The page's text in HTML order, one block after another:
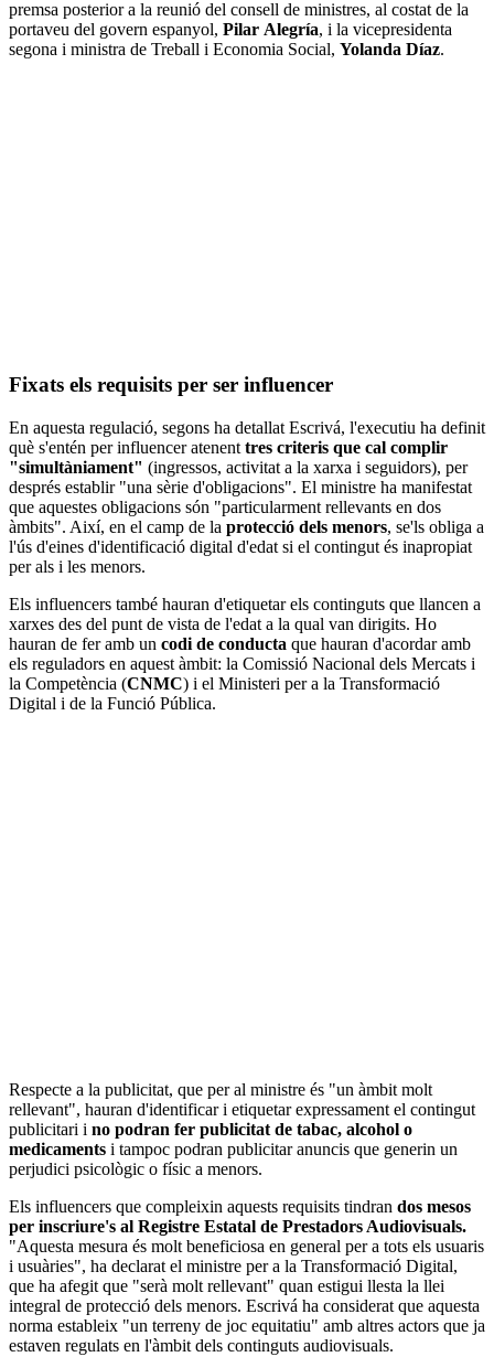
premsa posterior a la reunió del consell de ministres, al costat de la
portaveu del govern espanyol, Pilar Alegría, i la vicepresidenta
segona i ministra de Treball i Economia Social, Yolanda Díaz.
Fixats els requisits per ser influencer
En aquesta regulació, segons ha detallat Escrivá, l'executiu ha definit
què s'entén per influencer atenent tres criteris que cal complir
"simultàniament" (ingressos, activitat a la xarxa i seguidors), per
després establir "una sèrie d'obligacions". El ministre ha manifestat
que aquestes obligacions són "particularment rellevants en dos
àmbits". Així, en el camp de la protecció dels menors, se'ls obliga a
l'ús d'eines d'identificació digital d'edat si el contingut és inapropiat
per als i les menors.
Els influencers també hauran d'etiquetar els continguts que llancen a
xarxes des del punt de vista de l'edat a la qual van dirigits. Ho
hauran de fer amb un codi de conducta que hauran d'acordar amb
els reguladors en aquest àmbit: la Comissió Nacional dels Mercats i
la Competència (CNMC) i el Ministeri per a la Transformació
Digital i de la Funció Pública.
Respecte a la publicitat, que per al ministre és "un àmbit molt
rellevant", hauran d'identificar i etiquetar expressament el contingut
publicitari i no podran fer publicitat de tabac, alcohol o
medicaments i tampoc podran publicitar anuncis que generin un
perjudici psicològic o físic a menors.
Els influencers que compleixin aquests requisits tindran dos mesos
per inscriure's al Registre Estatal de Prestadors Audiovisuals.
"Aquesta mesura és molt beneficiosa en general per a tots els usuaris
i usuàries", ha declarat el ministre per a la Transformació Digital,
que ha afegit que "serà molt rellevant" quan estigui llesta la llei
integral de protecció dels menors. Escrivá ha considerat que aquesta
norma estableix "un terreny de joc equitatiu" amb altres actors que ja
estaven regulats en l'àmbit dels continguts audiovisuals.